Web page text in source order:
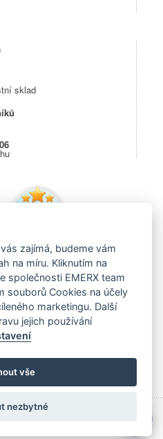
sklad
team s.r.o., Těšínská 204,
zajímá, budeme vám
na míru. Kliknutím na
společnosti EMERX team
souborů Cookies na účely
marketingu. Další
jejich používání
vše
nezbytné